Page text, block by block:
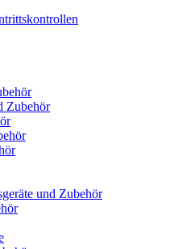
Zubehör
und Zubehör